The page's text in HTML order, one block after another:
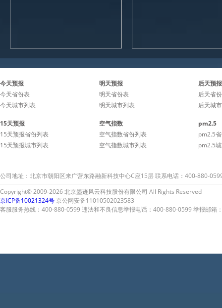
今天预报
今天省份表
今天城市列表
明天预报
明天省份表
明天城市列表
后天预报
后天省
后天城
15天预报
15天预报省份列表
15天预报城市列表
空气指数
空气指数省份列表
空气指数城市列表
pm2.5
pm2.5
pm2.5
公司地址：北京市朝阳区来广营东路融新科技中心C座15层 联系电话：400-880-
Copyright© 2009-2026 北京墨迹风云科技股份有限公司 All Rights Reserved
京ICP备10021324号京公网安备11010502023583
客服服务热线：400-880-0599 违法和不良信息举报电话：400-880-0599 举报邮箱